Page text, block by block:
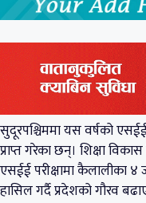
सुदूरपश्चिममा यस वर्षको एसईई
प्राप्त गरेका छन्। शिक्षा
एसईई परीक्षामा कैलालीका ४
हासिल गर्दै प्रदेशको गौरव